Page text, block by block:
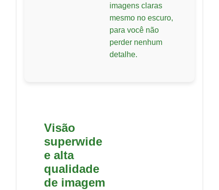
imagens claras
mesmo no escuro,
para você não
perder nenhum
detalhe.
Visão
superwide
e alta
qualidade
de imagem